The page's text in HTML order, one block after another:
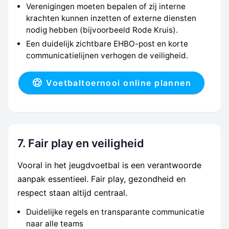
Verenigingen moeten bepalen of zij interne
krachten kunnen inzetten of externe diensten
nodig hebben (bijvoorbeeld Rode Kruis).
Een duidelijk zichtbare EHBO-post en korte
communicatielijnen verhogen de veiligheid.
Voetbaltoernooi online plannen
7. Fair play en veiligheid
Vooral in het jeugdvoetbal is een verantwoorde
aanpak essentieel. Fair play, gezondheid en
respect staan altijd centraal.
Duidelijke regels en transparante communicatie
naar alle teams